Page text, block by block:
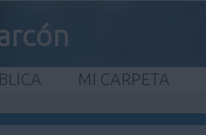
MI CARPETA